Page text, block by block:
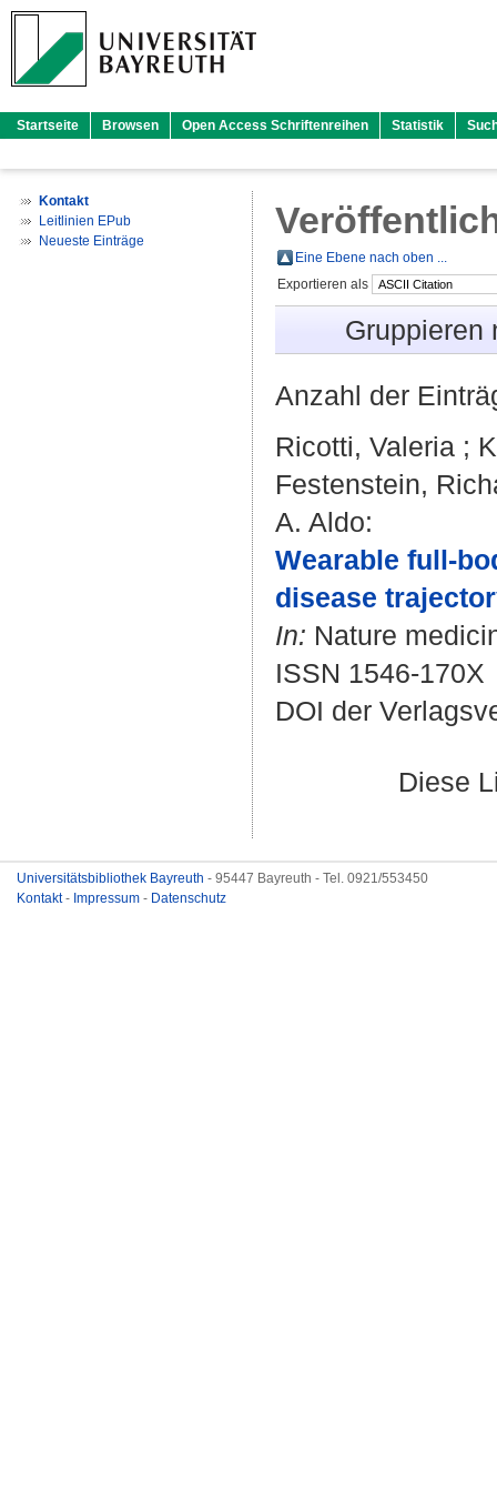
Startseite Browsen Open Access Schriftenreihen Statistik
Kontakt
Leitlinien EPub
Neueste Einträge
Eine Ebene nach oben ...
Exportieren als
Anzahl der
Ricotti, Valeria ;
Festenstein,
A. Aldo:
Wearable full-
disease
In: Nature
ISSN 1546-170X
DOI der
Diese
Universitätsbibliothek Bayreuth - 95447 Bayreuth - Tel. 0921/553450
Kontakt- Impressum - Datenschutz